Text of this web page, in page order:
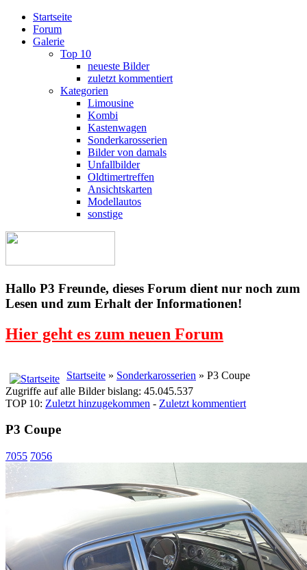
Startseite
Forum
Galerie
Top 10
neueste Bilder
zuletzt kommentiert
Kategorien
Limousine
Kombi
Kastenwagen
Sonderkarosserien
Bilder von damals
Unfallbilder
Oldtimertreffen
Ansichtskarten
Modellautos
sonstige
Hallo P3 Freunde, dieses Forum dient nur noch zum
Lesen und zum Erhalt der Informationen!
Hier geht es zum neuen Forum
Startseite » Sonderkarosserien » P3 Coupe
Zugriffe auf alle Bilder bislang: 45.045.537
TOP 10: Zuletzt hinzugekommen - Zuletzt kommentiert
P3 Coupe
7055 7056